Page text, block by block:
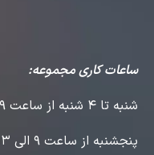
ساعات کاری مجموعه:
شنبه تا 4 شنبه از ساعت 9 الی 14 و 16 الی 22
پنجشنبه از ساعت 9 الی 13 و 16 الی 20